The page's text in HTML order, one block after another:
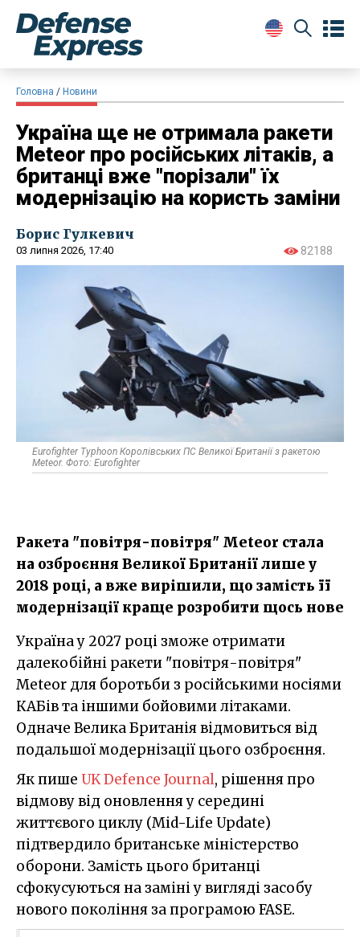
Головна Новини
Україна ще не отримала ракети
Meteor про російських літаків, а
британці вже "порізали" їх
модернізацію на користь заміни
Борис Гулкевич
03 липня 2026, 17:40 82188
Eurofighter Typhoon Королівських ПС Великої Британії з ракетою
Meteor. Фото: Eurofighter
Ракета "повітря-повітря" Meteor стала
на озброєння Великої Британії лише у
2018 році, а вже вирішили, що замість її
модернізації краще розробити щось нове
Україна у 2027 році зможе отримати
далекобійні ракети "повітря-повітря"
Meteor для боротьби з російськими носіями
КАБів та іншими бойовими літаками.
Одначе Велика Британія відмовиться від
подальшої модернізації цього озброєння.
Як пише UK Defence Journal, рішення про
відмову від оновлення у середині
життєвого циклу (Mid-Life Update)
підтвердило британське міністерство
оборони. Замість цього британці
сфокусуються на заміні у вигляді засобу
нового покоління за програмою FASE.